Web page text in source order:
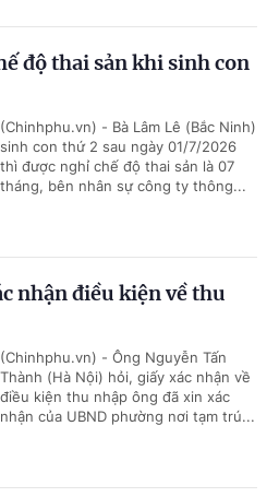
độ thai sản khi sinh con
(Chinhphu.vn) - Bà Lâm Lê (Bắc Ninh)
sinh con thứ 2 sau ngày 01/7/2026
thì được nghỉ chế độ thai sản là 07
tháng, bên nhân sự công ty thông...
nhận điều kiện về thu
(Chinhphu.vn) - Ông Nguyễn Tấn
Thành (Hà Nội) hỏi, giấy xác nhận về
điều kiện thu nhập ông đã xin xác
nhận của UBND phường nơi tạm trú...